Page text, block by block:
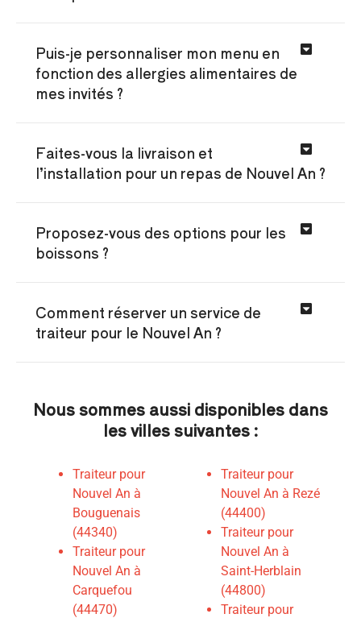
Puis-je personnaliser mon menu en
fonction des allergies alimentaires de
mes invités ?
Faites-vous la livraison et
l’installation pour un repas de Nouvel An ?
Proposez-vous des options pour les
boissons ?
Comment réserver un service de
traiteur pour le Nouvel An ?
Nous sommes aussi disponibles dans
les villes suivantes :
Traiteur pour
Nouvel An à
Bouguenais
(44340)
Traiteur pour
Nouvel An à
Carquefou
(44470)
Traiteur pour
Nouvel An à Rezé
(44400)
Traiteur pour
Nouvel An à
Saint-Herblain
(44800)
Traiteur pour